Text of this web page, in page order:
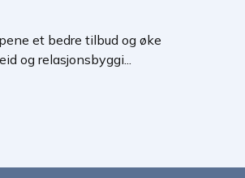
et bedre tilbud og øke
og relasjonsbyggi...